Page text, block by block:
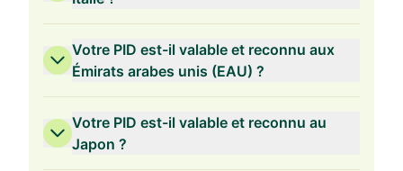
Votre PID est-il valable et reconnu aux
Émirats arabes unis (EAU) ?
Votre PID est-il valable et reconnu au
Japon ?